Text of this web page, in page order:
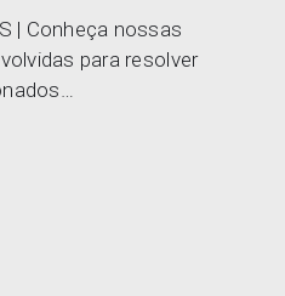
| Conheça nossas
para resolver